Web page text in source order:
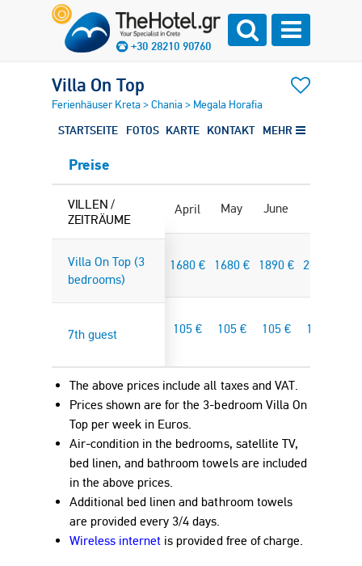
+30 28210 90760
Villa On Top
Ferienhäuser Kreta >Chania > Megala Horafia
STARTSEITE FOTOS KARTE KONTAKT MEHR
Preise
VILLEN /
ZEITRÄUME
Villa On Top (3
bedrooms)
7th guest
April May June
1680 € 1680 € 1890 € 2030
105 € 105 € 105 € 105
The above prices include all taxes and VAT.
Prices shown are for the 3-bedroom Villa On
Top per week in Euros.
Air-condition in the bedrooms, satellite TV,
bed linen, and bathroom towels are included
in the above prices.
Additional bed linen and bathroom towels
are provided every 3/4 days.
Wireless internet is provided free of charge.